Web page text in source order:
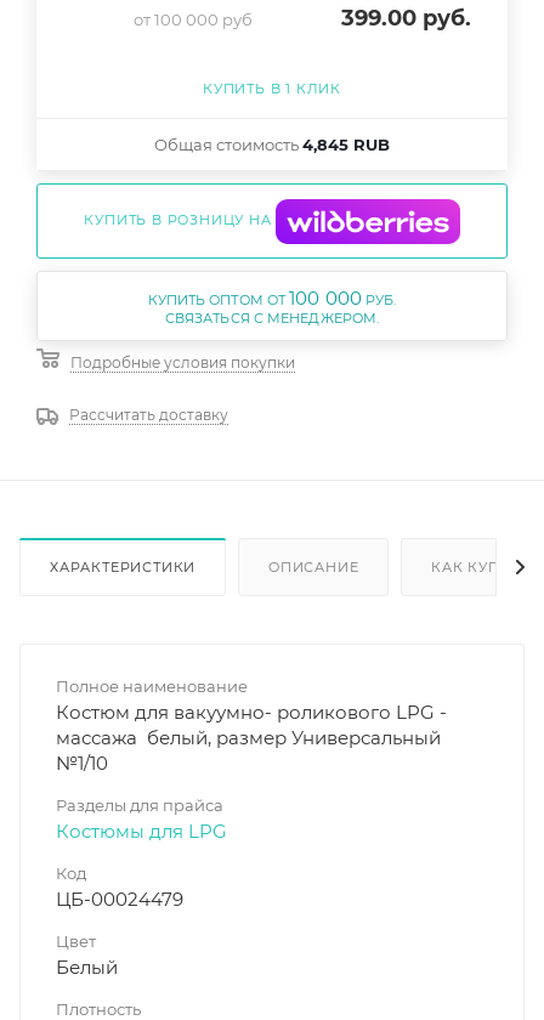
от 100 000 руб 399.00 руб.
КУПИТЬ В 1 КЛИК
Общая стоимость4,845 RUB
КУПИТЬ В РОЗНИЦУ НА
КУПИТЬ ОПТОМ ОТ100 000РУБ.
Подробные условия покупки
Рассчитать доставку
ХАРАКТЕРИСТИКИ ОПИСАНИЕ КАК КУПИТЬ
Полное наименование
Костюм для вакуумно- роликового LPG -
массажа белый, размер Универсальный
№1/10
Разделы для прайса
Костюмы для LPG
Код
ЦБ-00024479
Цвет
Белый
Плотность